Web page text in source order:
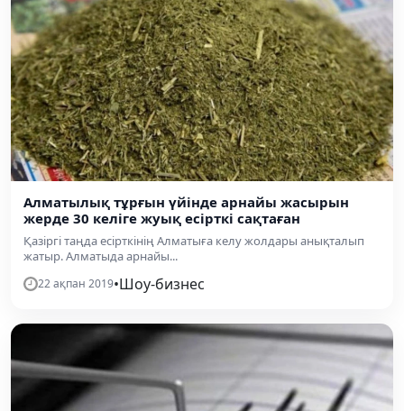
Алматылық тұрғын үйінде арнайы жасырын
жерде 30 келіге жуық есірткі сақтаған
Қазіргі таңда есірткінің Алматыға келу жолдары анықталып
жатыр. Алматыда арнайы...
22 ақпан 2019•Шоу-бизнес